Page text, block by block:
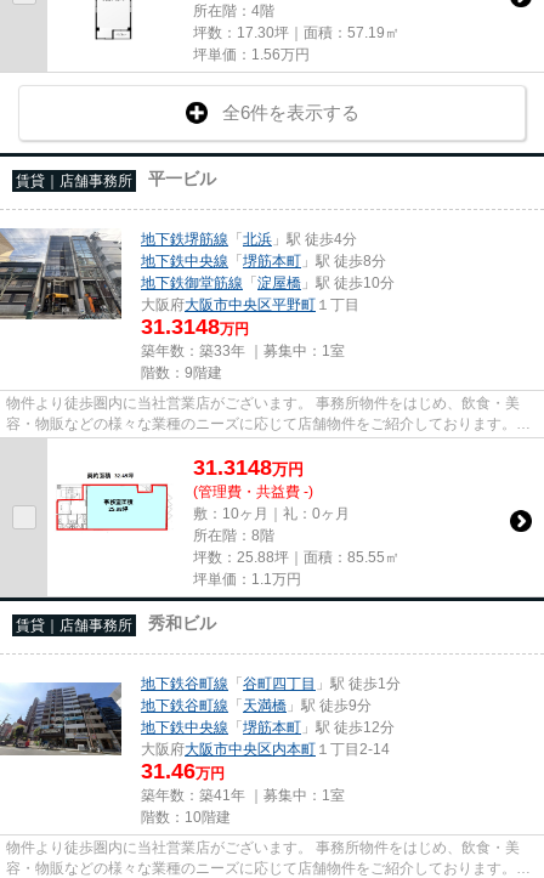
所在階：4階
坪数：17.30坪｜面積：57.19㎡
坪単価： 1.56万円
全6件を表示する
賃貸｜店舗事務所 平一ビル
地下鉄堺筋線 「北浜 」駅 徒歩4分
地下鉄中央線 「堺筋本町 」駅 徒歩8分
地下鉄御堂筋線 「淀屋橋 」駅 徒歩10分
大阪府大阪市中央区平野町 １丁目
31.3148万円
築年数：築33年 ｜募集中： 1室
階数：9階建
物件より徒歩圏内に当社営業店がございます。 事務所物件をはじめ、飲食・美
容・物販などの様々な業種のニーズに応じて店舗物件をご紹介しております。
尚、弊社ではおとり広告は一切...
31.3148万円
(管理費・共益費 -)
敷：10ヶ月｜礼：0ヶ月
所在階：8階
坪数：25.88坪｜面積：85.55㎡
坪単価： 1.1 万円
賃貸｜店舗事務所 秀和ビル
地下鉄谷町線 「谷町四丁目 」駅 徒歩1分
地下鉄谷町線 「天満橋 」駅 徒歩9分
地下鉄中央線 「堺筋本町 」駅 徒歩12分
大阪府大阪市中央区内本町 １丁目2-14
31.46万円
築年数：築41年 ｜募集中： 1室
階数：10階建
物件より徒歩圏内に当社営業店がございます。 事務所物件をはじめ、飲食・美
容・物販などの様々な業種のニーズに応じて店舗物件をご紹介しております。